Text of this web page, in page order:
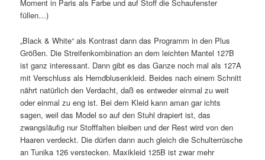
Moment in Paris als Farbe und auf Stoff die Schaufenster
füllen…)
„Black & White“ als Kontrast dann das Programm in den Plus
Größen. Die Streifenkombination an dem leichten Mantel 127B
ist ganz interessant. Dann gibt es das Ganze noch mal als 127A
mit Verschluss als Hemdblusenkleid. Beides nach einem Schnitt
nährt natürlich den Verdacht, daß es entweder einmal zu weit
oder einmal zu eng ist. Bei dem Kleid kann aman gar ichts
sagen, weil das Model so auf den Stuhl drapiert ist, das
zwangsläufig nur Stofffalten bleiben und der Rest wird von den
Haaren verdeckt. Die dürfen dann auch gleich die Schulterrüsche
an Tunika 126 verstecken. Maxikleid 125B ist zwar mehr